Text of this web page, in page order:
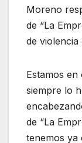
Moreno
de “La
de violencia
Estamos
siempre lo
de “La
tenemos ya